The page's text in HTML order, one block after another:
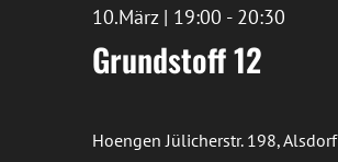
Grundstoff 12
10.März | 19:00 - 20:30
HoengenJülicherstr. 198, Alsdorf